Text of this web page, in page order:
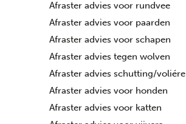
Afraster advies voor rundvee
Afraster advies voor paarden
Afraster advies voor schapen
Afraster advies tegen wolven
Afraster advies schutting/voliére
Afraster advies voor honden
Afraster advies voor katten